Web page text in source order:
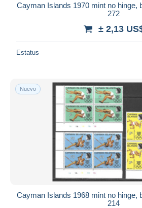
Cayman Islands 1970 mint no hinge,
272
± 2,13
Estatus
Nuevo
Cayman Islands 1968 mint no hinge,
214